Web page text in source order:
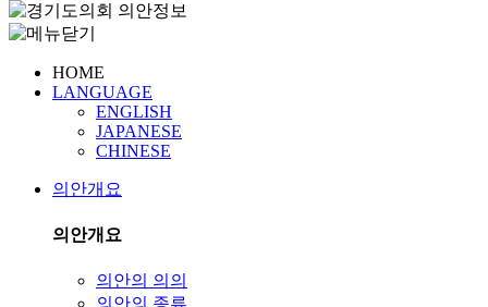
HOME
LANGUAGE
ENGLISH
JAPANESE
CHINESE
의안개요
의안개요
의안의 의의